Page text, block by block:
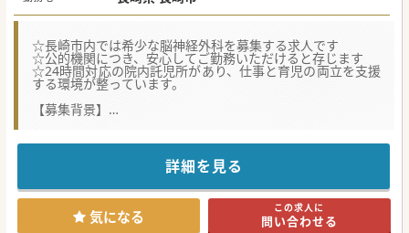
☆長崎市内では希少な脳神経外科を募集する求人です
☆公的機関につき、安心してご勤務いただけると存じます
☆24時間対応の院内託児所があり、仕事と育児の両立を支援
する環境が整っています。
【募集背景】
■新病院開院以降、受診者数が増加傾向にあり、医療スタッ
■診療機能の拡充に力を入れており、共に診療を行う脳神経
外科医師の方を募集しています。
■経験豊富なベテランの先生はもちろん、これから経験を積
んでいきたい若手の先生も歓迎しています。
【具体的な医療機関情報】
■1911年から医療・保健・福祉を総合的に提供する日本最大
詳細を見る
気になる この求人に
問い合わせる